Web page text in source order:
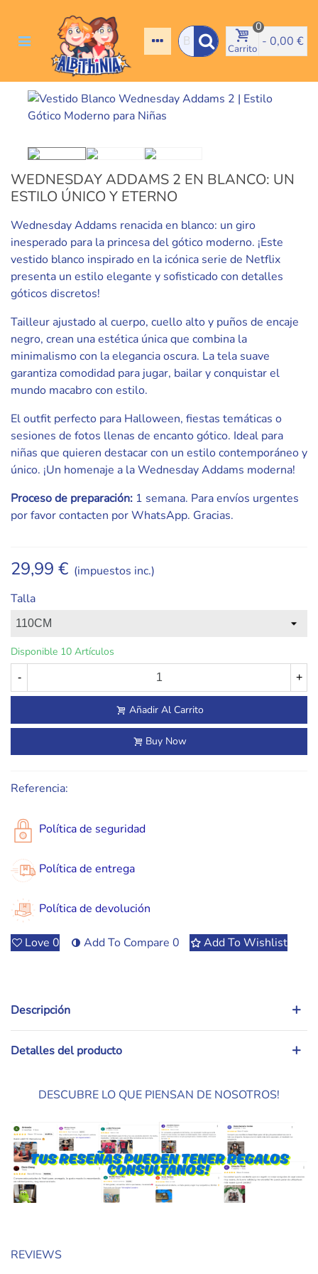
Carrito
0
- 0,00 €
WEDNESDAY ADDAMS 2 EN BLANCO: UN
ESTILO ÚNICO Y ETERNO
Wednesday Addams renacida en blanco: un giro
inesperado para la princesa del gótico moderno. ¡Este
vestido blanco inspirado en la icónica serie de Netflix
presenta un estilo elegante y sofisticado con detalles
góticos discretos!
Tailleur ajustado al cuerpo, cuello alto y puños de encaje
negro, crean una estética única que combina la
minimalismo con la elegancia oscura. La tela suave
garantiza comodidad para jugar, bailar y conquistar el
mundo macabro con estilo.
El outfit perfecto para Halloween, fiestas temáticas o
sesiones de fotos llenas de encanto gótico. Ideal para
niñas que quieren destacar con un estilo contemporáneo y
único. ¡Un homenaje a la Wednesday Addams moderna!
Proceso de preparación: 1 semana. Para envíos urgentes
por favor contacten por WhatsApp. Gracias.
29,99 € (impuestos inc.)
Talla
Disponible 10 Artículos
- +
Añadir Al Carrito
Buy Now
Referencia:
Política de seguridad
Política de entrega
Política de devolución
Love 0 Add To Compare 0 Add To Wishlist
Descripción
Detalles del producto
DESCUBRE LO QUE PIENSAN DE NOSOTROS!
REVIEWS